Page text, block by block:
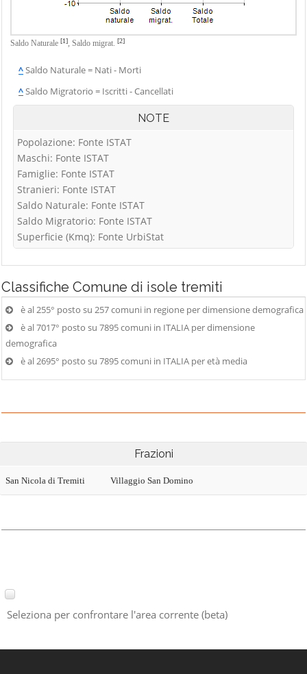
Saldo Naturale [1], Saldo migrat. [2]
^Saldo Naturale = Nati - Morti
^Saldo Migratorio = Iscritti - Cancellati
NOTE
Popolazione: Fonte ISTAT
Maschi: Fonte ISTAT
Famiglie: Fonte ISTAT
Stranieri: Fonte ISTAT
Saldo Naturale: Fonte ISTAT
Saldo Migratorio: Fonte ISTAT
Superficie (Kmq): Fonte UrbiStat
Classifiche Comune di isole tremiti
è al 255° posto su 257 comuni in regione per dimensione demografica
è al 7017° posto su 7895 comuni in ITALIA per dimensione
demografica
è al 2695° posto su 7895 comuni in ITALIA per età media
Frazioni
San Nicola di Tremiti Villaggio San Domino
Seleziona per confrontare l'area corrente (beta)